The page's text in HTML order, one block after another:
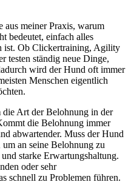
aus meiner Praxis, warum
bedeutet, einfach alles
ist. Ob Clickertraining, Agility
testen ständig neue Dinge,
wird der Hund oft immer
Menschen eigentlich
Art der Belohnung in der
die Belohnung immer
abwartender. Muss der Hund
an seine Belohnung zu
starke Erwartungshaltung.
oder sehr
schnell zu Problemen führen.